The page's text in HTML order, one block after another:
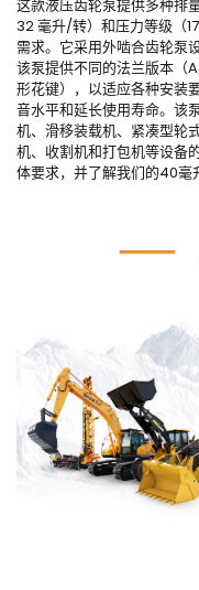
这款液压齿轮泵提供多种排
32 毫升/转）和压力等级（
需求。它采用外啮合齿轮泵
该泵提供不同的法兰版本（
形花键），以适应各种安装
音水平和延长使用寿命。该
机、滑移装载机、紧凑型轮
机、收割机和打包机等设备
体要求，并了解我们的40毫